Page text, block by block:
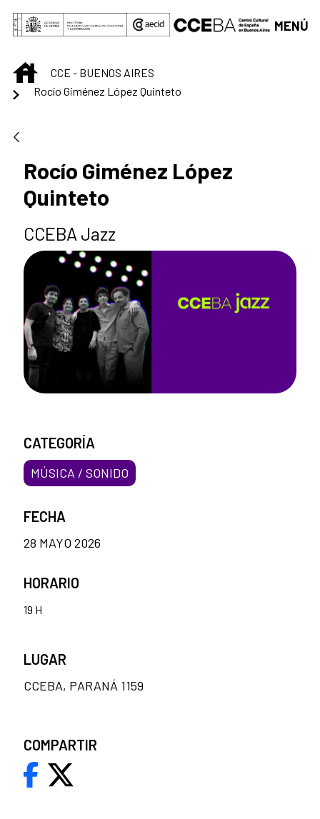
Saltar al contenido principal
MENÚ
INICIOCCE - BUENOS AIRES
Rocío Giménez López Quinteto
Rocío Giménez López
Quinteto
CCEBA Jazz
CATEGORÍA
MÚSICA / SONIDO
FECHA
28 MAYO 2026
HORARIO
19 H
LUGAR
CCEBA, PARANÁ 1159
COMPARTIR